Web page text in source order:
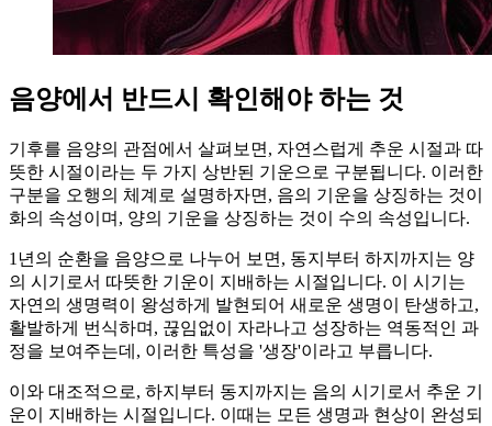
음양에서 반드시 확인해야 하는 것
기후를 음양의 관점에서 살펴보면, 자연스럽게 추운 시절과 따
뜻한 시절이라는 두 가지 상반된 기운으로 구분됩니다. 이러한
구분을 오행의 체계로 설명하자면, 음의 기운을 상징하는 것이
화의 속성이며, 양의 기운을 상징하는 것이 수의 속성입니다.
1년의 순환을 음양으로 나누어 보면, 동지부터 하지까지는 양
의 시기로서 따뜻한 기운이 지배하는 시절입니다. 이 시기는
자연의 생명력이 왕성하게 발현되어 새로운 생명이 탄생하고,
활발하게 번식하며, 끊임없이 자라나고 성장하는 역동적인 과
정을 보여주는데, 이러한 특성을 '생장'이라고 부릅니다.
이와 대조적으로, 하지부터 동지까지는 음의 시기로서 추운 기
운이 지배하는 시절입니다. 이때는 모든 생명과 현상이 완성되